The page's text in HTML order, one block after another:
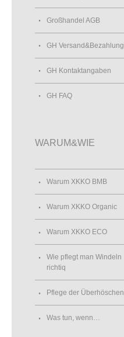
Großhandel AGB
GH Versand&Bezahlung
GH Kontaktangaben
GH FAQ
WARUM&WIE
Warum XKKO BMB
Warum XKKO Organic
Warum XKKO ECO
Wie pflegt man Windeln
richtiq
Pflege der Überhöschen
Was tun, wenn…